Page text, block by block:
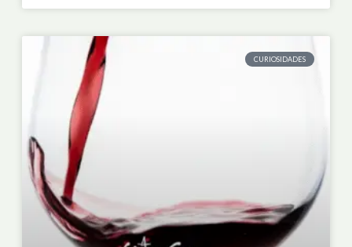
CURIOSIDADES